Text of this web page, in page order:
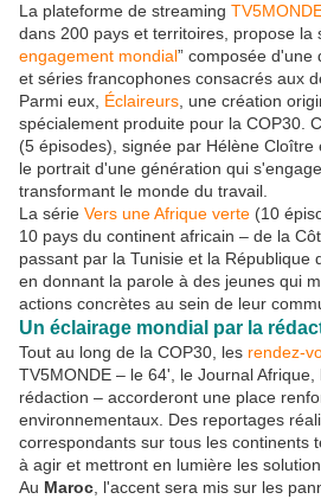
La plateforme de streaming
dans 200 pays et territoires, propose la
engagement mondial” composée d'une
et séries francophones consacrés aux
Parmi eux, Éclaireurs , une création
spécialement produite pour la COP30.
(5 épisodes), signée par Hélène Cloître
le portrait d'une génération qui
transformant le monde du travail.
La série Vers une Afrique verte (10
10 pays du continent africain – de la
passant par la Tunisie et la République
en donnant la parole à des jeunes qui
actions concrètes au sein de leur
Un éclairage mondial par la
Tout au long de la COP30, les rendez-
TV5MONDE – le 64', le Journal
rédaction – accorderont une place
environnementaux. Des reportages
correspondants sur tous les continents
à agir et mettront en lumière les
Au Maroc , l'accent sera mis sur les